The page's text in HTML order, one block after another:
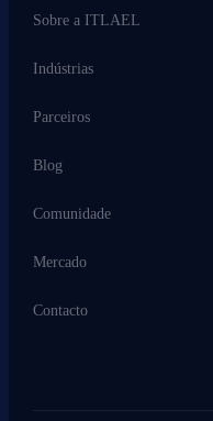
Sobre a ITLAEL
Indústrias
Parceiros
Blog
Comunidade
Mercado
Contacto